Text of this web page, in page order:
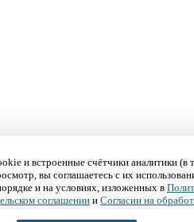
и встроенные счётчики аналитики (в
вы соглашаетесь с их
и на условиях, изложенных в
соглашении и Согласии на